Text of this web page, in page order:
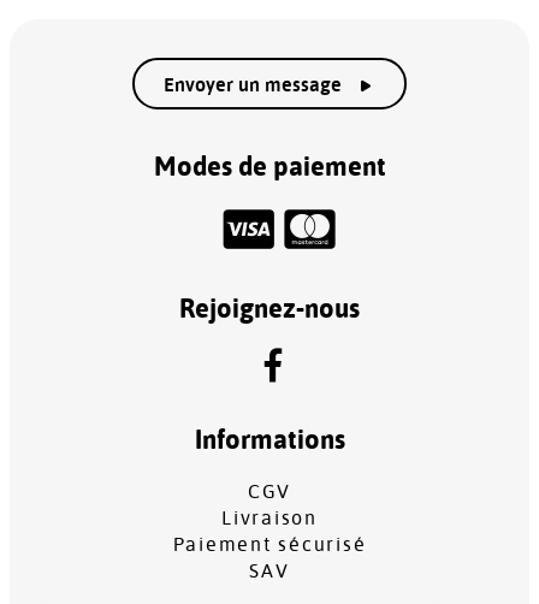
Envoyer un message
Modes de paiement
Rejoignez-nous
Informations
CGV
Livraison
Paiement sécurisé
SAV